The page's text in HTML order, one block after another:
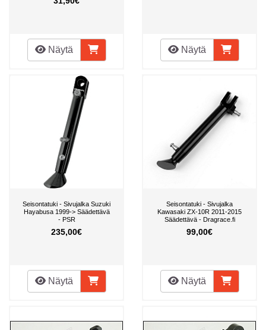
Näytä Näytä
Seisontatuki - Sivujalka Suzuki
Hayabusa 1999-> Säädettävä
- PSR
235,00€
Näytä
Seisontatuki - Sivujalka
Kawasaki ZX-10R 2011-2015
Säädettävä - Dragrace.fi
99,00€
Näytä